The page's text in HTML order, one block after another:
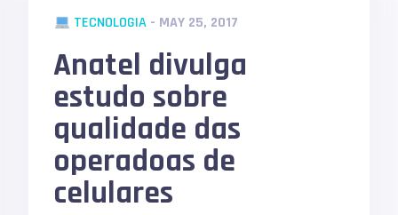
TECNOLOGIA- MAY 25, 2017
Anatel divulga
estudo sobre
qualidade das
operadoas de
celulares